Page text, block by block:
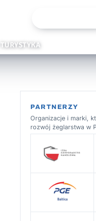
TURYSTYKA
PARTNERZY
Organizacje i marki,
rozwój żeglarstwa w